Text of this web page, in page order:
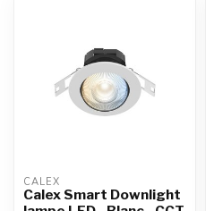
CALEX
Calex Smart Downlight